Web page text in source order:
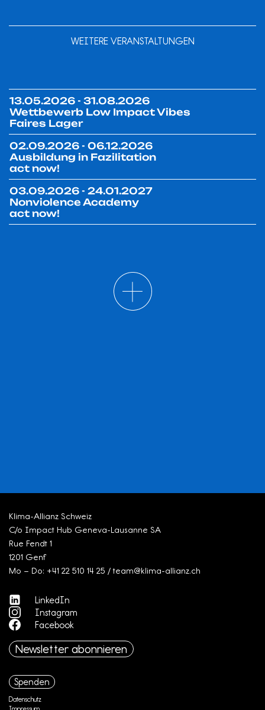
WEITERE VERANSTALTUNGEN
13.05.2026 - 31.08.2026
Wettbewerb Low Impact Vibes
Faires Lager
02.09.2026 - 06.12.2026
Ausbildung in Fazilitation
act now!
03.09.2026 - 24.01.2027
Nonviolence Academy
act now!
Klima-Allianz Schweiz
C/o Impact Hub Geneva-Lausanne SA
Rue Fendt 1
1201 Genf
Mo – Do: +41 22 510 14 25 / team@klima-allianz.ch
LinkedIn
Instagram
Facebook
Newsletter abonnieren
Spenden
Datenschutz